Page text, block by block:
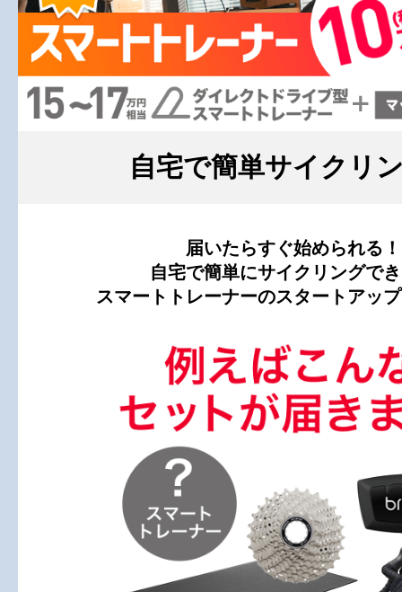
自宅で簡単サイクリ
届いたらすぐ始められる！
自宅で簡単にサイクリングで
スマートトレーナーのスタートアッ